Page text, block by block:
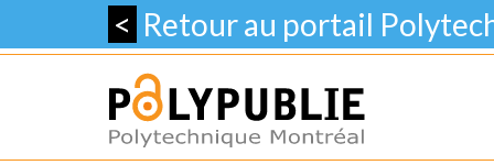
< Retour au portail